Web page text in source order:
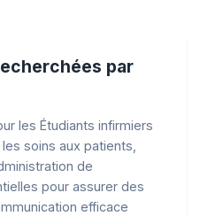
par
les Étudiants infirmiers
soins aux patients,
de
pour assurer des
efficace